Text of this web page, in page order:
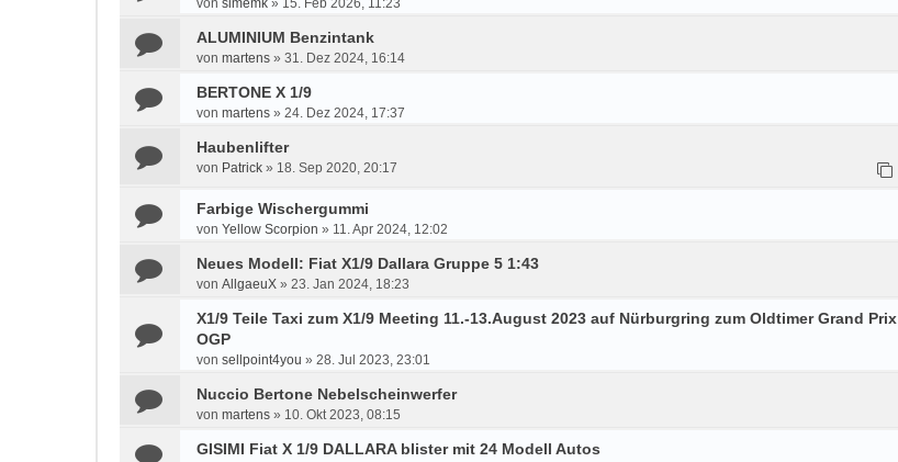
von simemk » 15. Feb 2026, 11:23
ALUMINIUM Benzintank
von martens » 31. Dez 2024, 16:14
BERTONE X 1/9
von martens » 24. Dez 2024, 17:37
Haubenlifter
von Patrick » 18. Sep 2020, 20:17
Farbige Wischergummi
von Yellow Scorpion » 11. Apr 2024, 12:02
Neues Modell: Fiat X1/9 Dallara Gruppe 5 1:43
von AllgaeuX » 23. Jan 2024, 18:23
X1/9 Teile Taxi zum X1/9 Meeting 11.-13.August 2023 auf Nürburgring zum Oldtimer Grand Prix
OGP
von sellpoint4you » 28. Jul 2023, 23:01
Nuccio Bertone Nebelscheinwerfer
von martens » 10. Okt 2023, 08:15
GISIMI Fiat X 1/9 DALLARA blister mit 24 Modell Autos